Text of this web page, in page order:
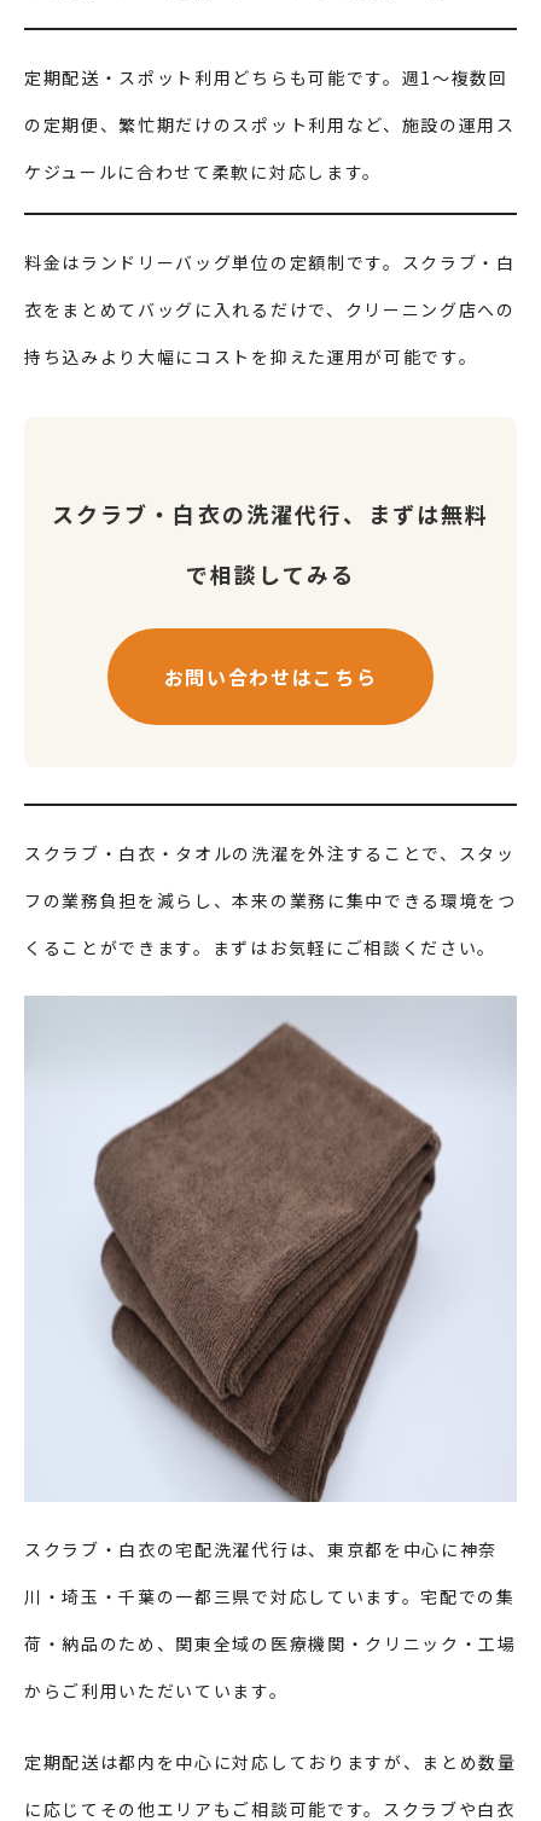
定期配送・スポット利用どちらも可能です。週1〜複数回
の定期便、繁忙期だけのスポット利用など、施設の運用ス
ケジュールに合わせて柔軟に対応します。
料金はランドリーバッグ単位の定額制です。スクラブ・白
衣をまとめてバッグに入れるだけで、クリーニング店への
持ち込みより大幅にコストを抑えた運用が可能です。
スクラブ・白衣の洗濯代行、まずは無料
で相談してみる
お問い合わせはこちら
スクラブ・白衣・タオルの洗濯を外注することで、スタッ
フの業務負担を減らし、本来の業務に集中できる環境をつ
くることができます。まずはお気軽にご相談ください。
スクラブ・白衣の宅配洗濯代行は、東京都を中心に神奈
川・埼玉・千葉の一都三県で対応しています。宅配での集
荷・納品のため、関東全域の医療機関・クリニック・工場
からご利用いただいています。
定期配送は都内を中心に対応しておりますが、まとめ数量
に応じてその他エリアもご相談可能です。スクラブや白衣